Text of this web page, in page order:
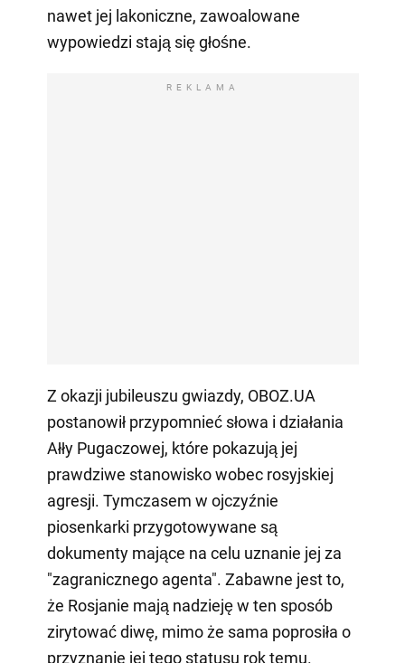
nawet jej lakoniczne, zawoalowane
wypowiedzi stają się głośne.
REKLAMA
Z okazji jubileuszu gwiazdy, OBOZ.UA
postanowił przypomnieć słowa i działania
Ałły Pugaczowej, które pokazują jej
prawdziwe stanowisko wobec rosyjskiej
agresji. Tymczasem w ojczyźnie
piosenkarki przygotowywane są
dokumenty mające na celu uznanie jej za
"zagranicznego agenta". Zabawne jest to,
że Rosjanie mają nadzieję w ten sposób
zirytować diwę, mimo że sama poprosiła o
przyznanie jej tego statusu rok temu.